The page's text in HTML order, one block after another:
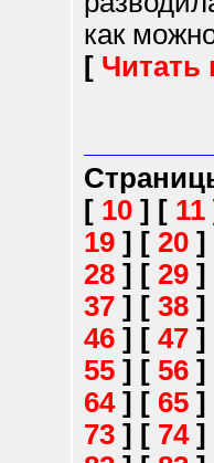
как
[ Читать
[ 10 ] [ 11
19 ] [ 20 ]
28 ] [ 29 ]
37 ] [ 38 ]
46 ] [ 47 ]
55 ] [ 56 ]
64] [ 65 ]
73 ] [ 74]